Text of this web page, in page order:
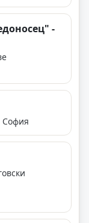
-
София